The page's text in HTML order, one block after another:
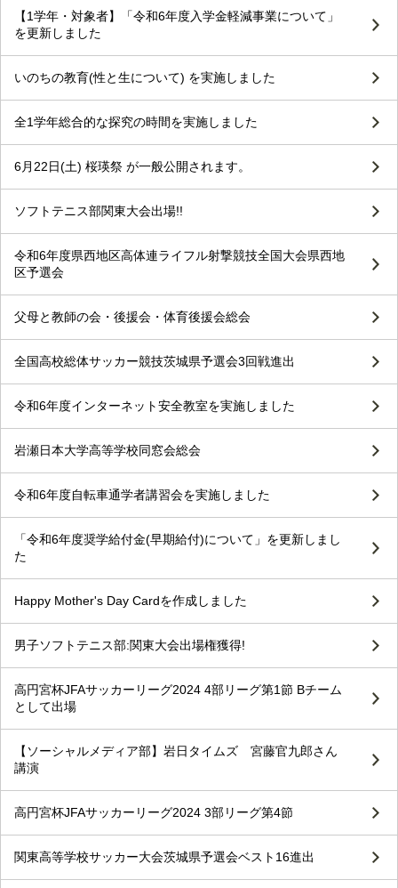
【1学年・対象者】「令和6年度入学金軽減事業について」
を更新しました
いのちの教育(性と生について) を実施しました
全1学年総合的な探究の時間を実施しました
6月22日(土) 桜瑛祭 が一般公開されます。
ソフトテニス部関東大会出場!!
令和6年度県西地区高体連ライフル射撃競技全国大会県西地
区予選会
父母と教師の会・後援会・体育後援会総会
全国高校総体サッカー競技茨城県予選会3回戦進出
令和6年度インターネット安全教室を実施しました
岩瀬日本大学高等学校同窓会総会
令和6年度自転車通学者講習会を実施しました
「令和6年度奨学給付金(早期給付)について」を更新しまし
た
Happy Mother's Day Cardを作成しました
男子ソフトテニス部:関東大会出場権獲得!
高円宮杯JFAサッカーリーグ2024 4部リーグ第1節 Bチーム
として出場
【ソーシャルメディア部】岩日タイムズ 宮藤官九郎さん
講演
高円宮杯JFAサッカーリーグ2024 3部リーグ第4節
関東高等学校サッカー大会茨城県予選会ベスト16進出